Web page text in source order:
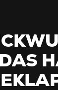
DAS